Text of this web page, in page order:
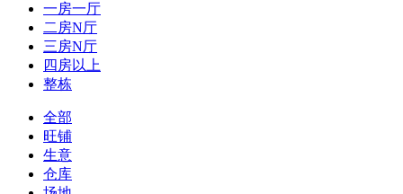
一房一厅
二房N厅
三房N厅
四房以上
整栋
全部
旺铺
生意
仓库